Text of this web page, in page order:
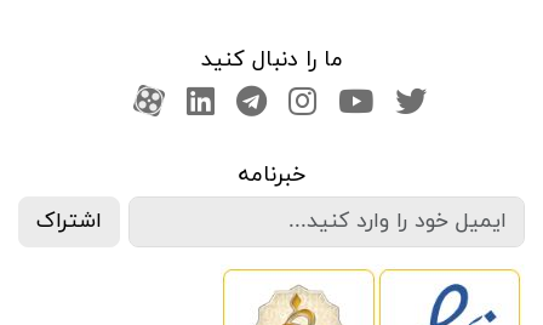
ما را دنبال کنید
صفحه تویتر
کانال یوتوب
اینستاگرام
کانال تلگرام
کانال لینکدین
آپارات
خبرنامه
اشتراک